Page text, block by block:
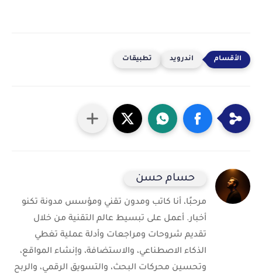
اندرويد تطبيقات
حسام حسن
مرحبًا، أنا كاتب ومدون تقني ومؤسس مدونة تكنو
أخبار. أعمل على تبسيط عالم التقنية من خلال
تقديم شروحات ومراجعات وأدلة عملية تغطي
الذكاء الاصطناعي، والاستضافة، وإنشاء المواقع،
وتحسين محركات البحث، والتسويق الرقمي، والربح